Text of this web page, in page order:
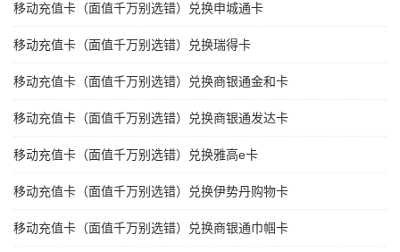
移动充值卡（面值千万别选错）兑换申城通卡
移动充值卡（面值千万别选错）兑换瑞得卡
移动充值卡（面值千万别选错）兑换商银通金和卡
移动充值卡（面值千万别选错）兑换商银通发达卡
移动充值卡（面值千万别选错）兑换雅高e卡
移动充值卡（面值千万别选错）兑换伊势丹购物卡
移动充值卡（面值千万别选错）兑换商银通巾帼卡